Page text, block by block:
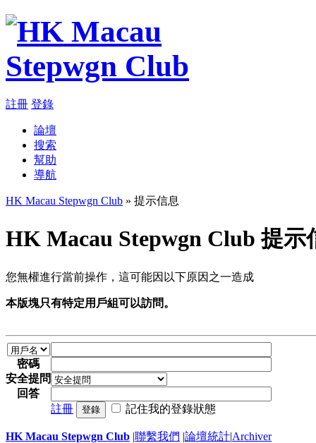
註冊 登錄
論壇
搜索
幫助
導航
HK Macau Stepwgn Club » 提示信息
HK Macau Stepwgn Club 提示
您無權進行當前操作，這可能因以下原因之一造成
本版塊只有特定用戶組可以訪問。
密碼
安全提問
回答
註冊
登錄 記住我的登錄狀態
HK Macau Stepwgn Club |聯繫我們 |論壇統計|Archiver